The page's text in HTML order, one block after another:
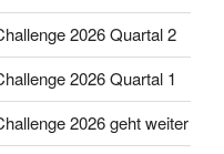
2026 Quartal 2
2026 Quartal 1
2026 geht weiter